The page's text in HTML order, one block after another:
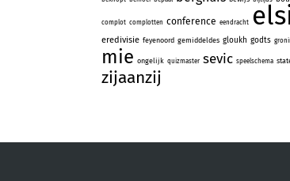
complot complotten conference eendracht
eredivisie feyenoord gemiddeldes gloukh godts
mie ongelijk quizmaster sevic speelschema
zijaanzij